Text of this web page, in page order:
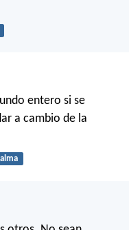
entero si se
a cambio de la
alma